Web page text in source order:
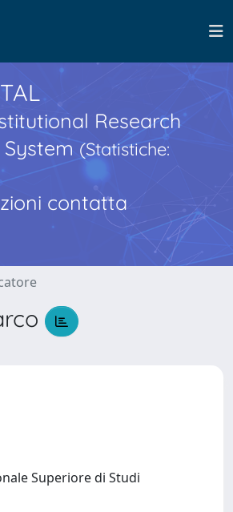
Research
System(Statistiche:
contatta
Superiore di Studi